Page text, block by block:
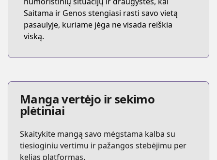
Saitama ir Genos stengiasi rasti savo vietą
pasaulyje, kuriame jėga ne visada reiškia
viską.
Manga vertėjo ir sekimo
plėtiniai
Skaitykite mangą savo mėgstama kalba su
tiesioginiu vertimu ir pažangos stebėjimu per
kelias platformas.